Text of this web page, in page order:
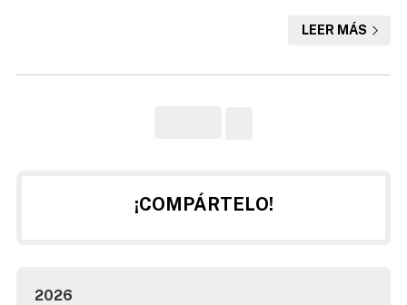
y fabricantes por sus múltiples beneficios. Los canalones
tendencia a lo largo del tiempo debido a su combinación
LEER MÁS
¡COMPÁRTELO!
2026